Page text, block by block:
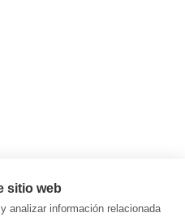
sitio web
analizar información relacionada